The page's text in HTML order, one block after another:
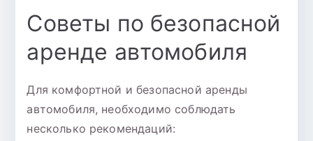
Советы по безопасной
аренде автомобиля
Для комфортной и безопасной аренды
автомобиля, необходимо соблюдать
несколько рекомендаций: